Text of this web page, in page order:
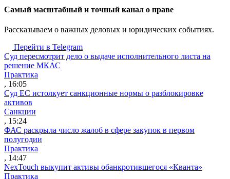
Cамый масштабный и точный канал о праве
Рассказываем о важных деловых и юридических событиях.
Перейти в Telegram
Суд пересмотрит дело о выдаче исполнительного листа на
решение МКАС
Практика
, 16:05
Суд ЕС истолкует санкционные нормы о разблокировке
активов
Санкции
, 15:24
ФАС раскрыла число жалоб в сфере закупок в первом
полугодии
Практика
, 14:47
NexTouch выкупит активы обанкротившегося «Кванта»
Практика